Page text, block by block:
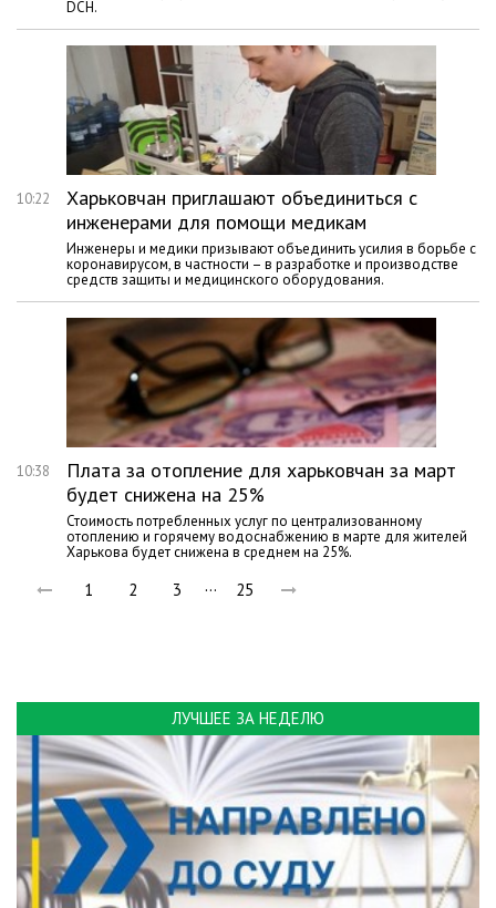
DCH.
10:22
Харьковчан приглашают объединиться с
инженерами для помощи медикам
Инженеры и медики призывают объединить усилия в борьбе с
коронавирусом, в частности – в разработке и производстве
средств защиты и медицинского оборудования.
10:38
Плата за отопление для харьковчан за март
будет снижена на 25%
Стоимость потребленных услуг по централизованному
отоплению и горячему водоснабжению в марте для жителей
Харькова будет снижена в среднем на 25%.
1 2 3 … 25
ЛУЧШЕЕ ЗА НЕДЕЛЮ